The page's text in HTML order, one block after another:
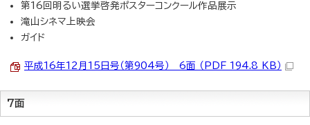
第16回明るい選挙啓発ポスターコンクール作品展示
滝山シネマ上映会
ガイド
平成16年12月15日号（第904号） 6面 （PDF 194.8 KB）
7面